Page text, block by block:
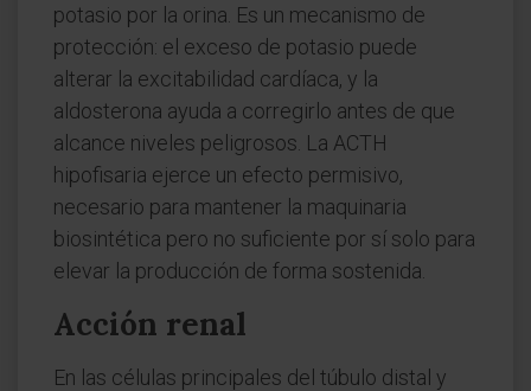
potasio por la orina. Es un mecanismo de
protección: el exceso de potasio puede
alterar la excitabilidad cardíaca, y la
aldosterona ayuda a corregirlo antes de que
alcance niveles peligrosos. La ACTH
hipofisaria ejerce un efecto permisivo,
necesario para mantener la maquinaria
biosintética pero no suficiente por sí solo para
elevar la producción de forma sostenida.
Acción renal
En las células principales del túbulo distal y